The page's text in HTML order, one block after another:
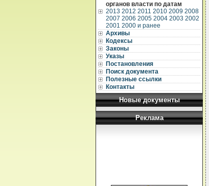
органов власти по датам
2013 2012 2011 2010 2009 2008
2007 2006 2005 2004 2003 2002
2001 2000 и ранее
Архивы
Кодексы
Законы
Указы
Постановления
Поиск документа
Полезные ссылки
Контакты
Новые документы
Реклама